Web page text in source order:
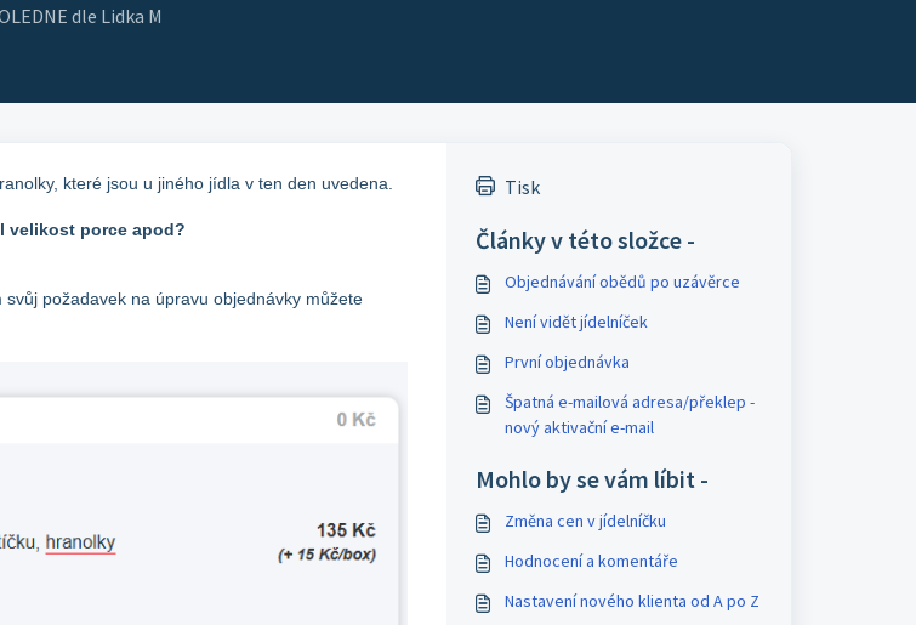
dle Lidka M
které jsou u jiného jídla v ten den uvedena.
velikost porce apod?
požadavek na úpravu objednávky můžete
Tisk
Články v této složce -
Objednávání obědů po uzávěrce
Není vidět jídelníček
První objednávka
Špatná e-mailová adresa/překlep -
nový aktivační e-mail
Mohlo by se vám líbit -
Změna cen v jídelníčku
Hodnocení a komentáře
Nastavení nového klienta od A po Z